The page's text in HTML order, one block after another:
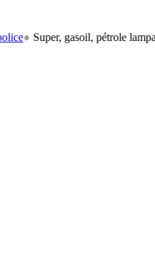
Super, gasoil, pétrole lampant: le